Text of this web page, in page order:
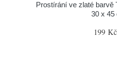
Prostírání ve zlaté barvě
30 x 45
199 Kč